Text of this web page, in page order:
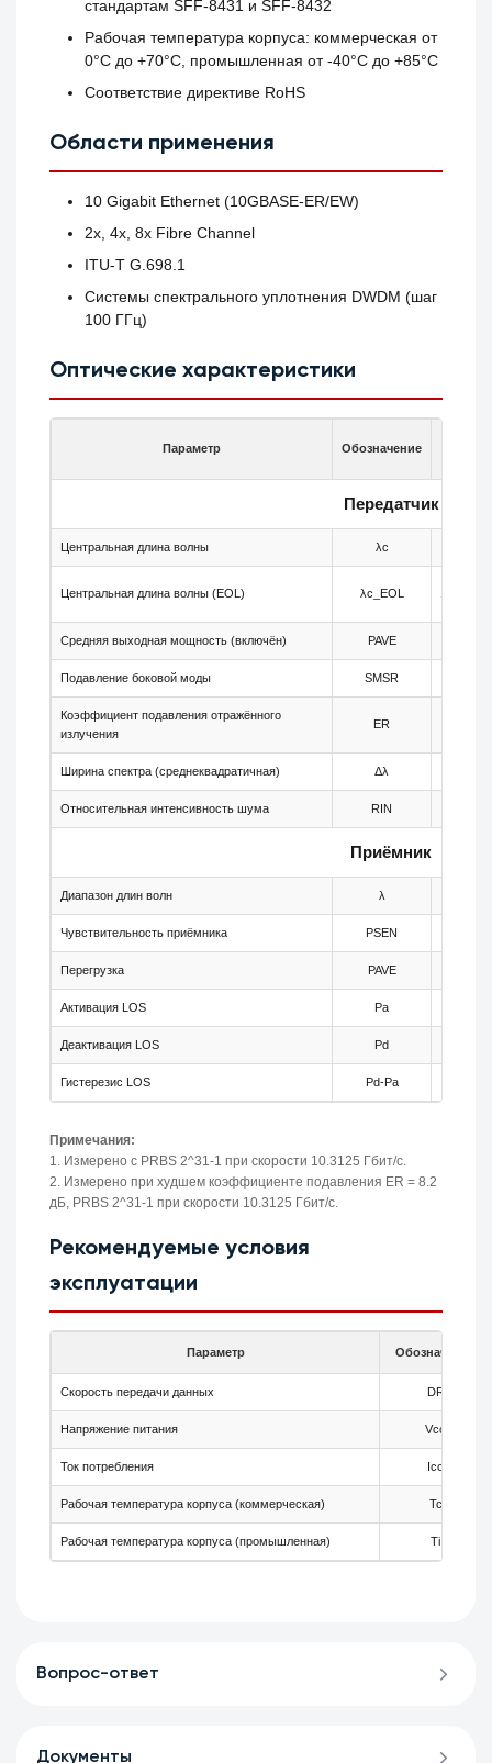
стандартам SFF-8431 и SFF-8432
Рабочая температура корпуса: коммерческая от
0°C до +70°C, промышленная от -40°C до +85°C
Соответствие директиве RoHS
Области применения
10 Gigabit Ethernet (10GBASE-ER/EW)
2x, 4x, 8x Fibre Channel
ITU-T G.698.1
Системы спектрального уплотнения DWDM (шаг
100 ГГц)
Оптические характеристики
Параметр Обозначение
Передатчик
Центральная длина волны λc
Центральная длина волны (EOL) λc_EOL
Средняя выходная мощность (включён) PAVE
Подавление боковой моды SMSR
Коэффициент подавления отражённого
излучения
ER
Ширина спектра (среднеквадратичная) Δλ
Относительная интенсивность шума RIN
Приёмник
Диапазон длин волн λ
Чувствительность приёмника PSEN
Перегрузка PAVE
Активация LOS Pa
Деактивация LOS Pd
Гистерезис LOS Pd-Pa
Примечания:
1. Измерено с PRBS 2^31-1 при скорости 10.3125 Гбит/с.
2. Измерено при худшем коэффициенте подавления ER = 8.2
дБ, PRBS 2^31-1 при скорости 10.3125 Гбит/с.
Рекомендуемые условия
эксплуатации
Параметр Обозначение
Скорость передачи данных DR
Напряжение питания Vcc
Ток потребления Icc
Рабочая температура корпуса (коммерческая) Tc
Рабочая температура корпуса (промышленная) Ti
Вопрос-ответ
Документы